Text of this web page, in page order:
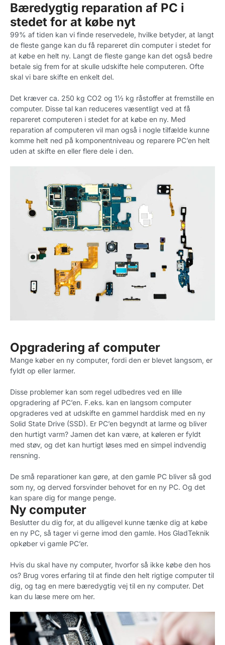
Bæredygtig reparation af PC i
stedet for at købe nyt
99% af tiden kan vi finde reservedele, hvilke betyder, at langt
de fleste gange kan du få repareret din computer i stedet for
at købe en helt ny. Langt de fleste gange kan det også bedre
betale sig frem for at skulle udskifte hele computeren. Ofte
skal vi bare skifte en enkelt del.
Det kræver ca. 250 kg CO2 og 1½ kg råstoffer at fremstille en
computer. Disse tal kan reduceres væsentligt ved at få
repareret computeren i stedet for at købe en ny. Med
reparation af computeren vil man også i nogle tilfælde kunne
komme helt ned på komponentniveau og reparere PC’en helt
uden at skifte en eller flere dele i den.
Opgradering af computer
Mange køber en ny computer, fordi den er blevet langsom, er
fyldt op eller larmer.
Disse problemer kan som regel udbedres ved en lille
opgradering af PC’en. F.eks. kan en langsom computer
opgraderes ved at udskifte en gammel harddisk med en ny
Solid State Drive (SSD). Er PC’en begyndt at larme og bliver
den hurtigt varm? Jamen det kan være, at køleren er fyldt
med støv, og det kan hurtigt løses med en simpel indvendig
rensning.
De små reparationer kan gøre, at den gamle PC bliver så god
som ny, og derved forsvinder behovet for en ny PC. Og det
kan spare dig for mange penge.
Ny computer
Beslutter du dig for, at du alligevel kunne tænke dig at købe
en ny PC, så tager vi gerne imod den gamle. Hos GladTeknik
opkøber vi gamle PC’er.
Hvis du skal have ny computer, hvorfor så ikke købe den hos
os? Brug vores erfaring til at finde den helt rigtige computer til
dig, og tag en mere bæredygtig vej til en ny computer. Det
kan du læse mere om her.